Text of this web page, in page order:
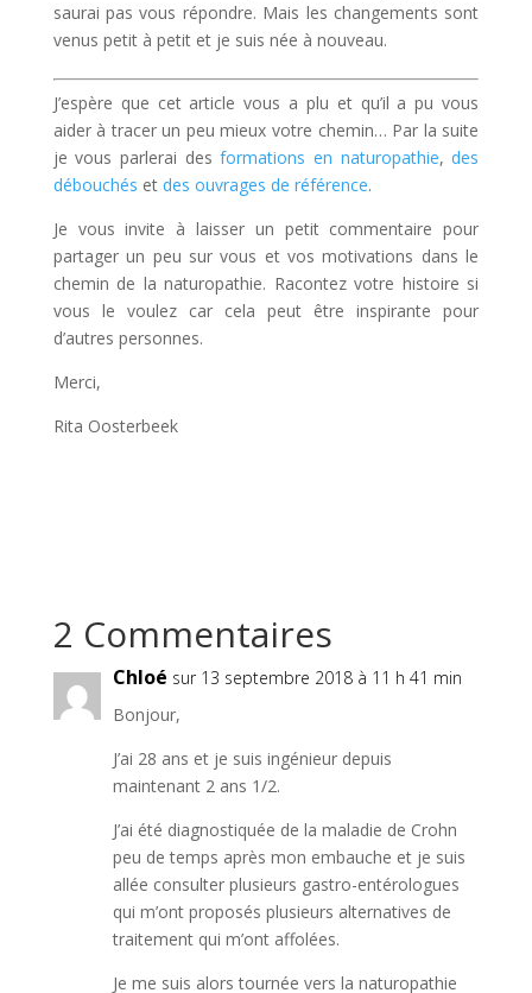
saurai pas vous répondre. Mais les changements sont
venus petit à petit et je suis née à nouveau.
J’espère que cet article vous a plu et qu’il a pu vous
aider à tracer un peu mieux votre chemin… Par la suite
je vous parlerai desformations en naturopathie,des
débouchés et des ouvrages de référence.
Je vous invite à laisser un petit commentaire pour
partager un peu sur vous et vos motivations dans le
chemin de la naturopathie. Racontez votre histoire si
vous le voulez car cela peut être inspirante pour
d’autres personnes.
Merci,
Rita Oosterbeek
2 Commentaires
Chloé sur 13 septembre 2018 à 11 h 41 min
Bonjour,
J’ai 28 ans et je suis ingénieur depuis
maintenant 2 ans 1/2.
J’ai été diagnostiquée de la maladie de Crohn
peu de temps après mon embauche et je suis
allée consulter plusieurs gastro-entérologues
qui m’ont proposés plusieurs alternatives de
traitement qui m’ont affolées.
Je me suis alors tournée vers la naturopathie